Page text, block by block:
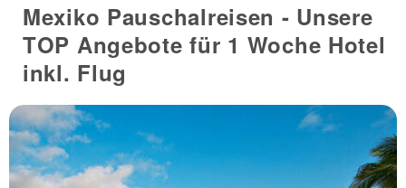
Mexiko Pauschalreisen - Unsere
TOP Angebote für 1 Woche Hotel
inkl. Flug